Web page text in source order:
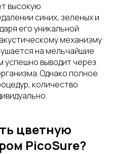
высокую
синих, зеленых и
его уникальной
механизму
на мельчайшие
успешно выводит через
Однако полное
количество
цветную
PicoSure?